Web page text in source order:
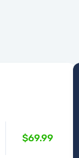
$69.99